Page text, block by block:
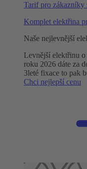
Tarif pro zákazníky
Komplet elektřina
Naše nejlevnější
Levnější elektřinu
roku 2026 dáte za
3leté fixace to pak
Chci nejlepší cenu